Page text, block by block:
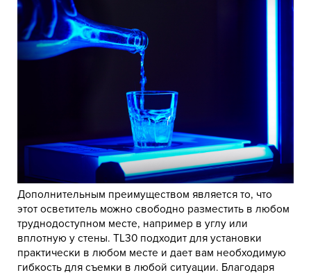
Дополнительным преимуществом является то, что
этот осветитель можно свободно разместить в любом
труднодоступном месте, например в углу или
вплотную у стены. TL30 подходит для установки
практически в любом месте и дает вам необходимую
гибкость для съемки в любой ситуации. Благодаря